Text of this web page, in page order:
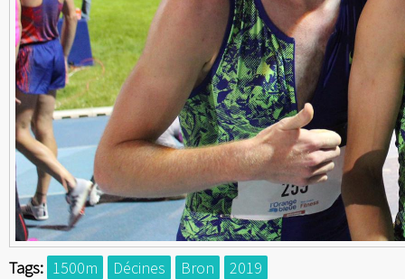
Tags: 1500m Décines Bron
2019